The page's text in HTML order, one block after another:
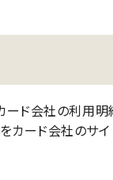
ード会社の利用
カード会社のサ